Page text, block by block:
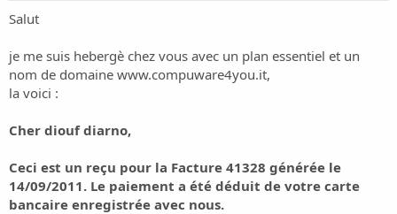
l
d
i
c
s
i
o
t
Salut
je me suis hebergè chez vous avec un plan essentiel et un
nom de domaine www.compuware4you.it,
la voici :
Cher diouf diarno,
Ceci est un reçu pour la Facture 41328 générée le
14/09/2011. Le paiement a été déduit de votre carte
bancaire enregistrée avec nous.